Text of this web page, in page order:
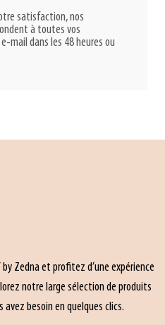
satisfaction, nos
à toutes vos
mail dans les 48 heures ou
Zedna et profitez d’une expérience
notre large sélection de produits
besoin en quelques clics.